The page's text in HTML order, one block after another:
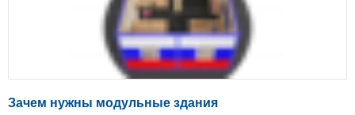
Зачем нужны модульные здания